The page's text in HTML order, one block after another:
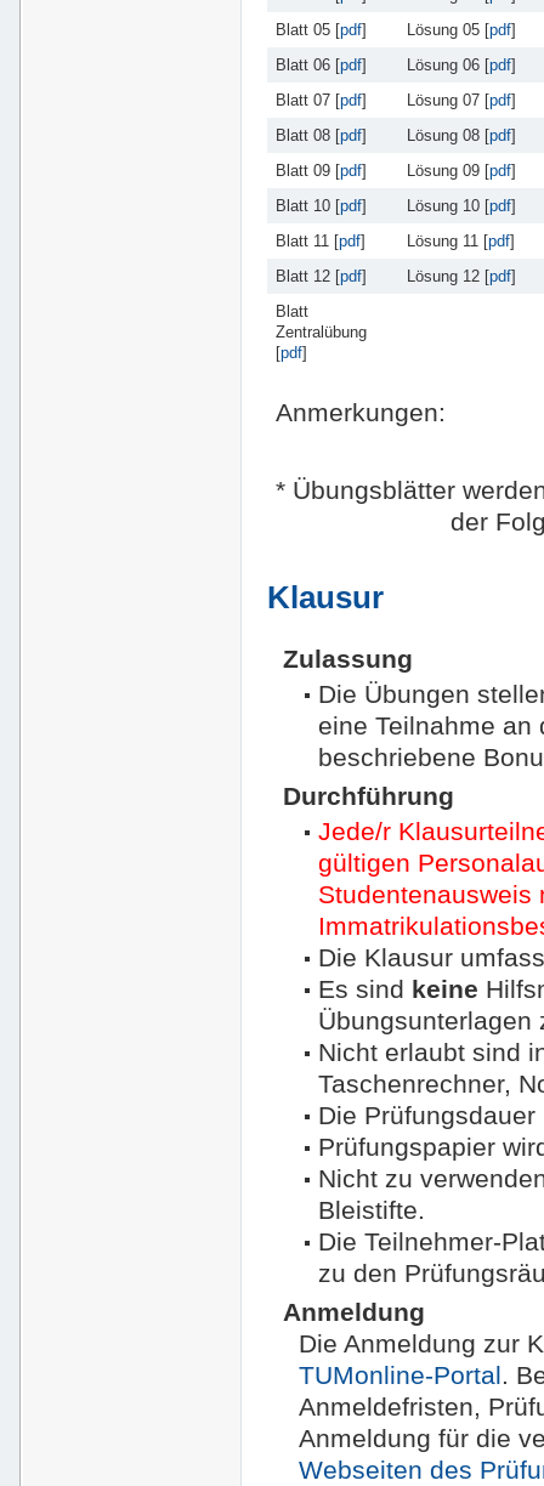
Blatt 05 [pdf] Lösung 05 [pdf]
Blatt 06 [pdf] Lösung 06 [pdf]
Blatt 07 [pdf] Lösung 07 [pdf]
Blatt 08 [pdf] Lösung 08 [pdf]
Blatt 09 [pdf] Lösung 09 [pdf]
Blatt 10 [pdf] Lösung 10 [pdf]
Blatt 11 [pdf] Lösung 11 [pdf]
Blatt 12 [pdf] Lösung 12 [pdf]
Blatt
Zentralübung
[pdf]
Anmerkungen:
* Übungsblätter
der
Klausur
Zulassung
Die Übungen
eine Teilnahme an
beschriebene
Durchführung
Jede/r
gültigen
Studentenausweis
Die Klausur
Es sind keine
Übungsunterlagen
Nicht erlaubt sind
Taschenrechner,
Die
Prüfungspapier
Nicht zu
Bleistifte.
Die Teilnehmer-
zu den
Anmeldung
Die Anmeldung zur
TUMonline-Portal.
Anmeldefristen,
Anmeldung für die
Webseiten des